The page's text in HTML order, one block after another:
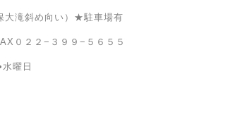
滝斜め向い）★駐車場有
２２−３９９−５６５５
曜日